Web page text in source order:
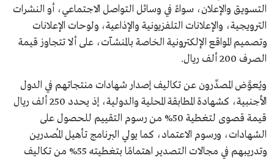
التسويق والإعلان، سواءً في وسائل التواصل الاجتماعي، أو النشرات
الترويجية، والإعلانات التلفزيونية والإذاعية، ولوحات الإعلانات
وتصميم المواقع الإلكترونية الخاصة بالمنشآت، على ألا تتجاوز قيمة
الصرف 200 ألف ريال.
ويُعوَّض المصدِّرون عن تكاليف إصدار شهادات منتجاتهم في الدول
الأجنبية، كشهادة المطابقة المحلية والدولية، إذ يحدد 250 ألف ريال
قيمة قصوى لتغطية 50% من رسوم التقييم للحصول على
الشهادات، ورسوم الاعتماد، كما يولي البرنامج تأهيل المُصدرين
وتدريبهم في مجالات التصدير اهتمامًا بتغطيته 55% من تكاليف